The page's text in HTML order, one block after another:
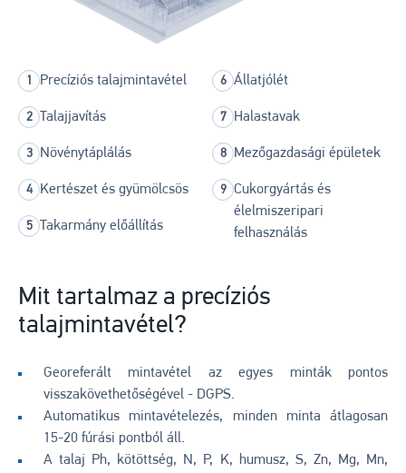
Precíziós talajmintavétel
Talajjavítás
Növénytáplálás
Kertészet és gyümölcsös
Takarmány előállítás
Állatjólét
Halastavak
Mezőgazdasági épületek
Cukorgyártás és
élelmiszeripari
felhasználás
Mit tartalmaz a precíziós
talajmintavétel?
Georeferált mintavétel az egyes minták pontos
visszakövethetőségével - DGPS.
Automatikus mintavételezés, minden minta átlagosan
15-20 fúrási pontból áll.
A talaj Ph, kötöttség, N, P, K, humusz, S, Zn, Mg, Mn,